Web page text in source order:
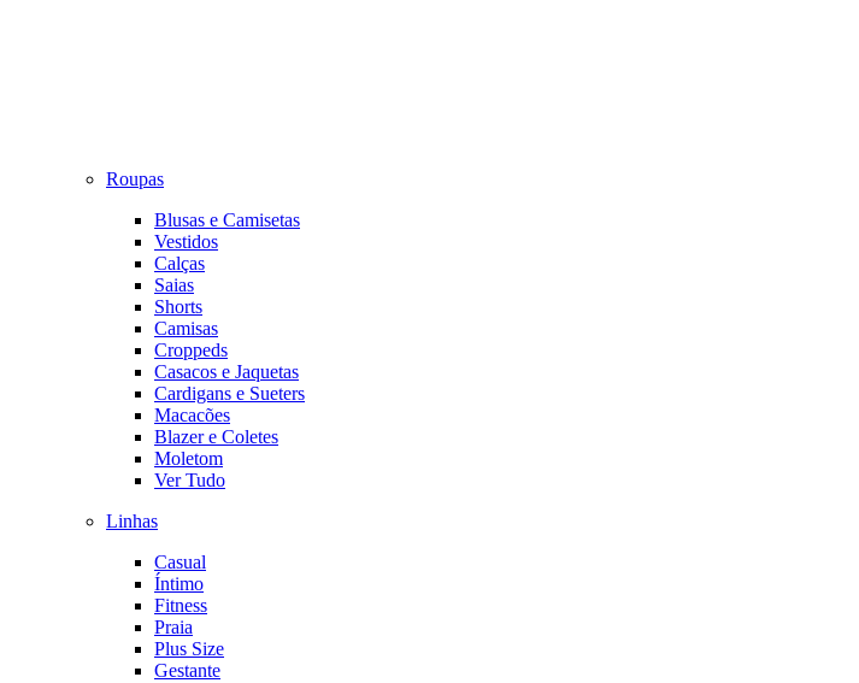
Roupas
Blusas e Camisetas
Vestidos
Calças
Saias
Shorts
Camisas
Croppeds
Casacos e Jaquetas
Cardigans e Sueters
Macacões
Blazer e Coletes
Moletom
Ver Tudo
Linhas
Casual
Íntimo
Fitness
Praia
Plus Size
Gestante